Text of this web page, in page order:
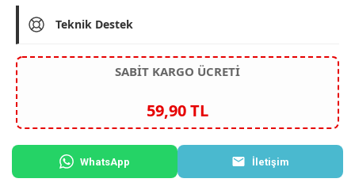
Teknik Destek
SABİT KARGO ÜCRETİ
59,90 TL
WhatsApp İletişim